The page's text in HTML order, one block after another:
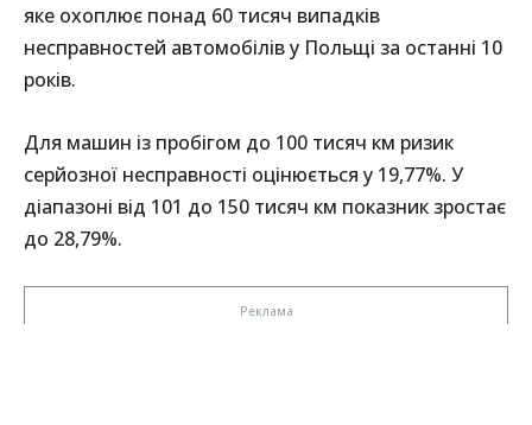
яке охоплює понад 60 тисяч випадків
несправностей автомобілів у Польщі за останні 10
років.
Для машин із пробігом до 100 тисяч км ризик
серйозної несправності оцінюється у 19,77%. У
діапазоні від 101 до 150 тисяч км показник зростає
до 28,79%.